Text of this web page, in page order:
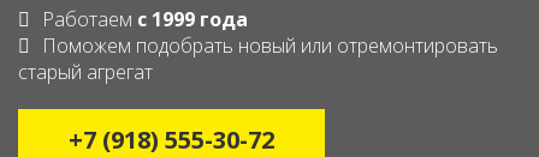
Работаем с 1999 года
Поможем подобрать новый или отремонтировать
старый агрегат
+7 (918) 555-30-72